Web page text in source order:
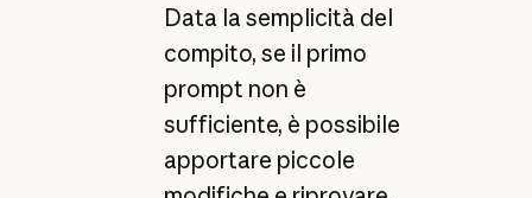
Data la semplicità del
compito, se il primo
prompt non è
sufficiente, è possibile
apportare piccole